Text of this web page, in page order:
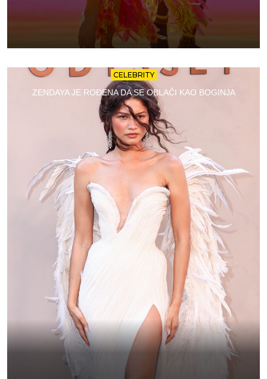
CELEBRITY
ZENDAYA JE ROĐENA DA SE OBLAČI KAO BOGINJA